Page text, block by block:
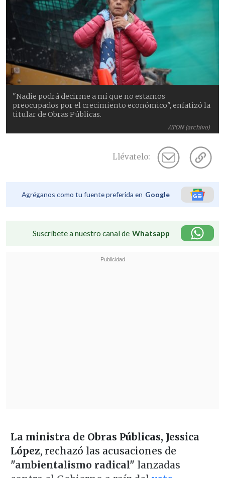
ATON (archivo)
"Nadie podrá decirme a mí que no estamos
preocupados por el crecimiento económico", enfatizó la
titular de Obras Públicas.
Llévatelo:
Agréganos como tu fuente preferida en Google
Suscríbete a nuestro canal de Whatsapp
La ministra de Obras Públicas, Jessica
López, rechazó las acusaciones de
"ambientalismo radical" lanzadas